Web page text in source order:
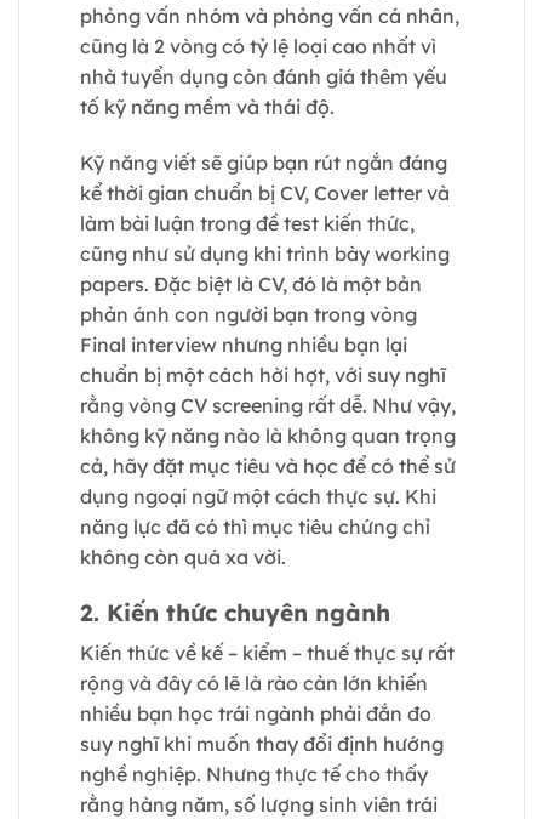
phỏng vấn nhóm và phỏng vấn cá nhân,
cũng là 2 vòng có tỷ lệ loại cao nhất vì
nhà tuyển dụng còn đánh giá thêm yếu
tố kỹ năng mềm và thái độ.
Kỹ năng viết sẽ giúp bạn rút ngắn đáng
kể thời gian chuẩn bị CV, Cover letter và
làm bài luận trong đề test kiến thức,
cũng như sử dụng khi trình bày working
papers. Đặc biệt là CV, đó là một bản
phản ánh con người bạn trong vòng
Final interview nhưng nhiều bạn lại
chuẩn bị một cách hời hợt, với suy nghĩ
rằng vòng CV screening rất dễ. Như vậy,
không kỹ năng nào là không quan trọng
cả, hãy đặt mục tiêu và học để có thể sử
dụng ngoại ngữ một cách thực sự. Khi
năng lực đã có thì mục tiêu chứng chỉ
không còn quá xa vời.
2. Kiến thức chuyên ngành
Kiến thức về kế – kiểm – thuế thực sự rất
rộng và đây có lẽ là rào cản lớn khiến
nhiều bạn học trái ngành phải đắn đo
suy nghĩ khi muốn thay đổi định hướng
nghề nghiệp. Nhưng thực tế cho thấy
rằng hàng năm, số lượng sinh viên trái